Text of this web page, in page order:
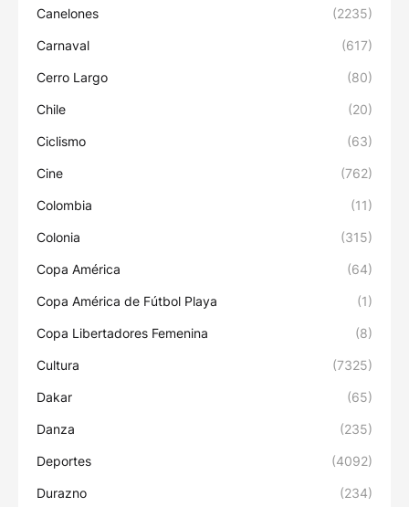
Canelones (2235)
Carnaval (617)
Cerro Largo (80)
Chile (20)
Ciclismo (63)
Cine (762)
Colombia (11)
Colonia (315)
Copa América (64)
Copa América de Fútbol Playa (1)
Copa Libertadores Femenina (8)
Cultura (7325)
Dakar (65)
Danza (235)
Deportes (4092)
Durazno (234)